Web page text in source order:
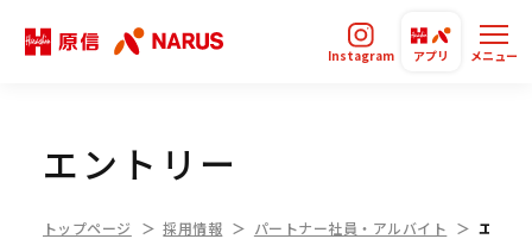
Instagram アプリ メニュー
エントリー
トップページ 採用情報 パートナー社員・アルバイト エント